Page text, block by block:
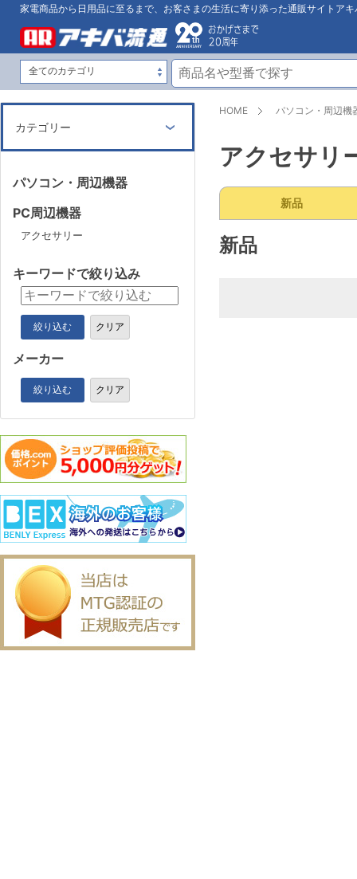
家電商品から日用品に至るまで、お客さまの生活に寄り添った通販サイトアキ
HOME パソコン・周辺機
アクセサリ
新品
新品
カテゴリー
パソコン・周辺機器
PC周辺機器
アクセサリー
キーワードで絞り込み
絞り込む クリア
メーカー
絞り込む クリア